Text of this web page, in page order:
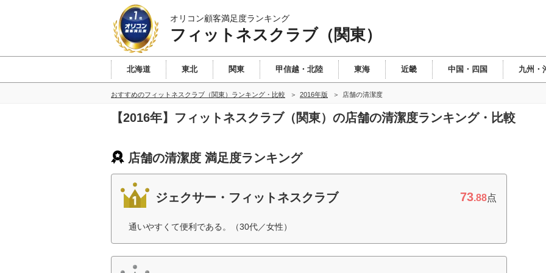
オリコン顧客満足度ランキング
フィットネスクラブ（関東）
北海道 東北 関東 甲信越・北陸 東海 近畿 中国・四国 九州・
おすすめのフィットネスクラブ（関東）ランキング・比較 2016年版 店舗の清潔度
【2016年】フィットネスクラブ（関東）の店舗の清潔度ランキング・比較
店舗の清潔度 満足度ランキング
ジェクサー・フィットネスクラブ 73.88点
通いやすくて便利である。（30代／女性）